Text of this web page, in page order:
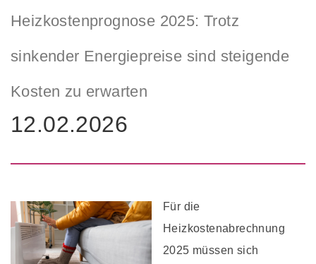
Heizkostenprognose 2025: Trotz
sinkender Energiepreise sind steigende
Kosten zu erwarten
12.02.2026
Für die
Heizkostenabrechnung
2025 müssen sich